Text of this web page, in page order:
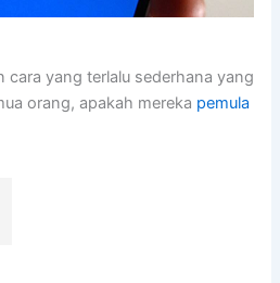
cara yang terlalu sederhana yang
orang, apakah mereka pemula